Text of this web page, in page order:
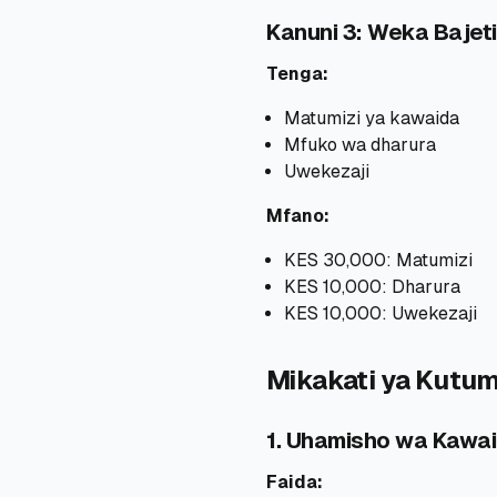
Kanuni 3: Weka
Tenga:
Matumizi ya kawaida
Mfuko wa dharura
Uwekezaji
Mfano:
KES 30,000: Matumizi
KES 10,000: Dharura
KES 10,000: Uwekezaji
Mikakati ya
1. Uhamisho wa
Faida: